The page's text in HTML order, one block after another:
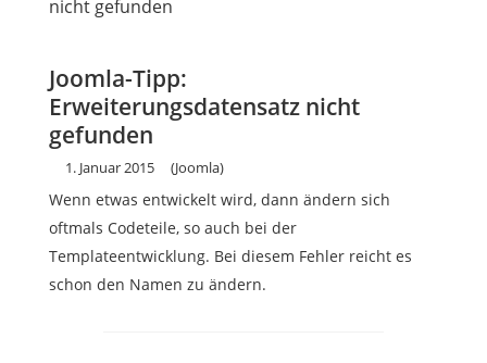
Joomla-Tipp:
Erweiterungsdatensatz nicht
gefunden
1. Januar 2015 (Joomla)
Wenn etwas entwickelt wird, dann ändern sich
oftmals Codeteile, so auch bei der
Templateentwicklung. Bei diesem Fehler reicht es
schon den Namen zu ändern.